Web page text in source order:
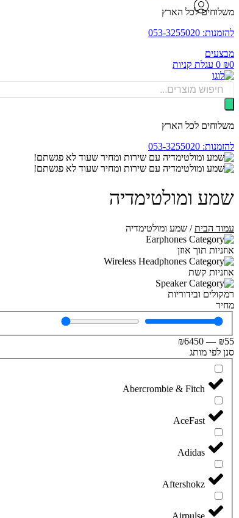
משלוחים לכל הארץ
להזמנות: 053-3255020
מבצעים
₪0
0 עגלת קניות
Products
search
משלוחים לכל הארץ
להזמנות: 053-3255020
שמע ומולטימדיה
עמוד הבית/ שמע ומולטימדיה
אוזניות תוך אוזן
אוזניות קשת
רמקולים ובידוריות
מחיר
₪55
—
₪6450
סנן לפי מותג
Abercrombie & Fitch
AceFast
Adidas
Aftershokz
Airpulse